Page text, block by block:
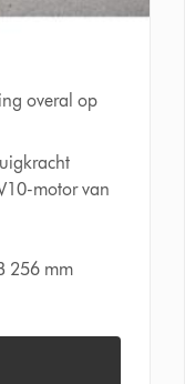
overal op
motor van
256 mm